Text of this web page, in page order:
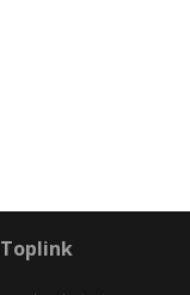
Toplink